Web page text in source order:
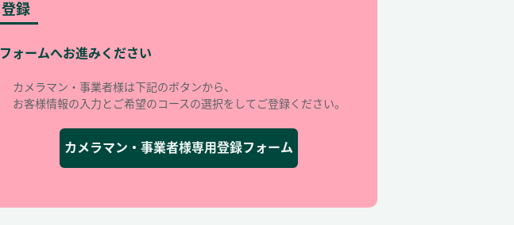
録
ォームへお進みください
カメラマン・事業者様は下記のボタンから、
お客様情報の入力とご希望のコースの選択をしてご登録ください。
カメラマン・事業者様専用登録フォーム